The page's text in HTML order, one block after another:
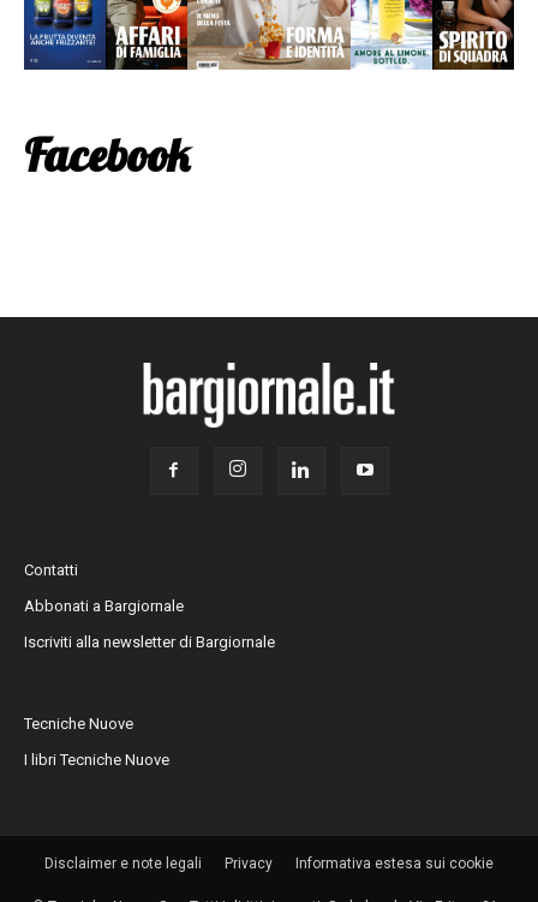
Facebook
Contatti
Abbonati a Bargiornale
Iscriviti alla newsletter di Bargiornale
Tecniche Nuove
I libri Tecniche Nuove
Disclaimer e note legali Privacy Informativa estesa sui cookie